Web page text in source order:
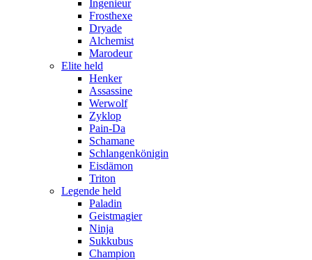
Ingenieur
Frosthexe
Dryade
Alchemist
Marodeur
Elite held
Henker
Assassine
Werwolf
Zyklop
Pain-Da
Schamane
Schlangenkönigin
Eisdämon
Triton
Legende held
Paladin
Geistmagier
Ninja
Sukkubus
Champion